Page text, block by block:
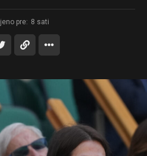
pre: 8 sati